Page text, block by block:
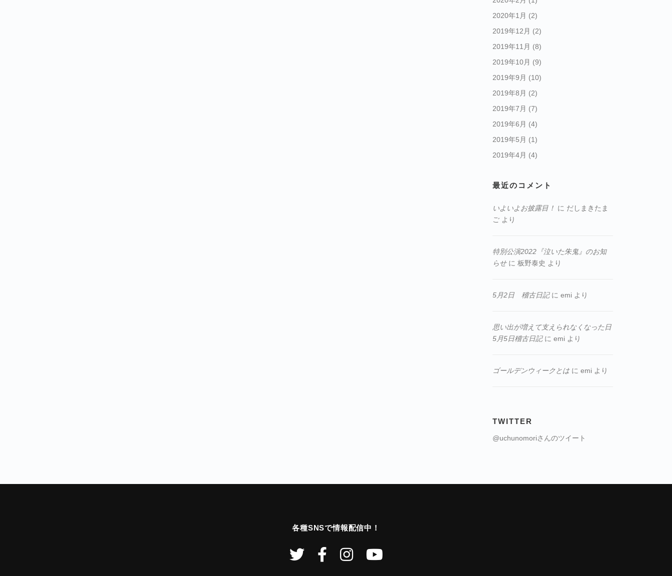
2020年1月 (2)
2019年12月 (2)
2019年11月 (8)
2019年10月 (9)
2019年9月 (10)
2019年8月 (2)
2019年7月 (7)
2019年6月 (4)
2019年5月 (1)
2019年4月 (4)
最近のコメント
いよいよお披露目！ に だしまきたま
ご より
特別公演2022『泣いた朱鬼』のお知
らせに 板野泰史 より
5月2日 稽古日記に emi より
思い出が増えて支えられなくなった日
5月5日稽古日記に emi より
ゴールデンウィークとはに emi より
TWITTER
@uchunomoriさんのツイート
各種SNSで情報配信中！